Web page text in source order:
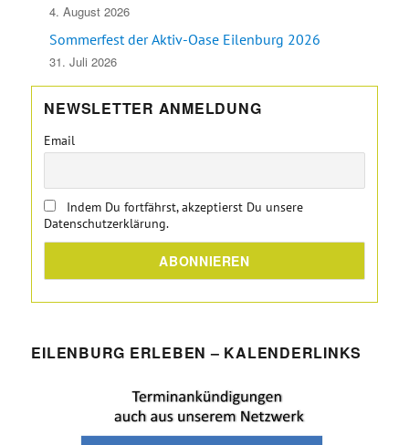
4. August 2026
Sommerfest der Aktiv-Oase Eilenburg 2026
31. Juli 2026
NEWSLETTER ANMELDUNG
Email
Indem Du fortfährst, akzeptierst Du unsere
Datenschutzerklärung.
EILENBURG ERLEBEN – KALENDERLINKS